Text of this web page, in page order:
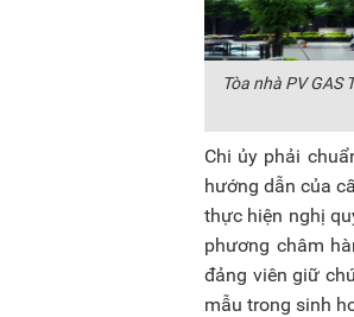
Tòa nhà PV GAS
Chi ủy phải
hướng dẫn của
thực hiện nghị
phương châm
đảng viên giữ
mẫu trong sinh